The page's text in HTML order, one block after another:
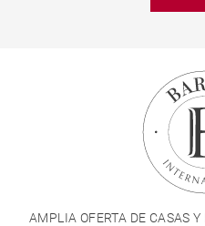
AMPLIA OFERTA DE CASAS